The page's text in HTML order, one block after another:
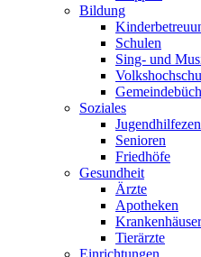
Bildung
Schulen
Sing- und
Soziales
Senioren
Friedhöfe
Gesundheit
Ärzte
Apotheken
Krankenhäuser
Tierärzte
Einrichtungen